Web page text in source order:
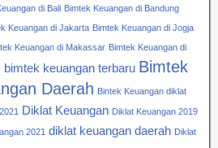
di Bali Bimtek Keuangan di Bandung
Keuangan di Jakarta Bimtek Keuangan di Jogja
Keuangan di Makassar Bimtek Keuangan di
bimtek keuangan terbaru Bimtek
Daerah Bintek Keuangan diklat
Diklat Keuangan Diklat Keuangan 2019
2021 diklat keuangan daerah Diklat